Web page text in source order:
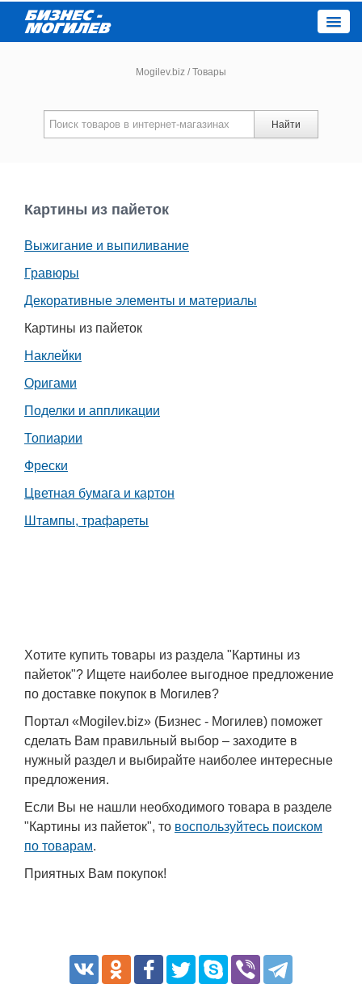
Новости компаний
Каталог
Работа
Объявления
Погода
Еще
Mogilev.biz /Товары
Найти
Картины из пайеток
Выжигание и выпиливание
Гравюры
Декоративные элементы и материалы
Картины из пайеток
Наклейки
Оригами
Поделки и аппликации
Топиарии
Фрески
Цветная бумага и картон
Штампы, трафареты
Хотите купить товары из раздела "Картины из
пайеток"? Ищете наиболее выгодное предложение
по доставке покупок в Могилев?
Портал «Mogilev.biz» (Бизнес - Могилев) поможет
сделать Вам правильный выбор – заходите в
нужный раздел и выбирайте наиболее интересные
предложения.
Если Вы не нашли необходимого товара в разделе
"Картины из пайеток", то воспользуйтесь поиском
по товарам.
Приятных Вам покупок!